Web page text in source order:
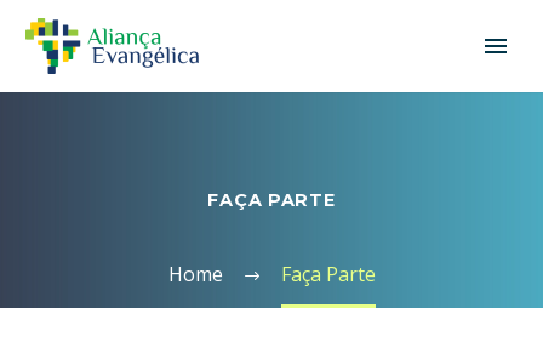
FAÇA PARTE
Home Faça Parte